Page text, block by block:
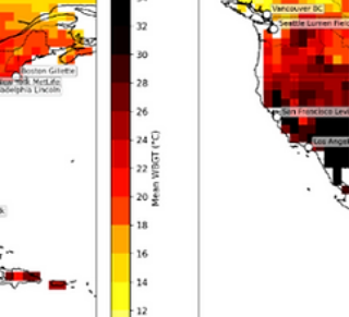
su dependencia de los combustibles fósiles
y reforzar la protección de sus ecosistemas
vulnerables Por Miguel Ángel de Alba
@migueldealba La Asamblea General de la
Organización de las Naciones Unidas
adoptó una resolución para dar
a la opinión consultiva emitida por la Corte
Internacional de Justicia (CIJ) sobre las
obligaciones de los Estados en materia de